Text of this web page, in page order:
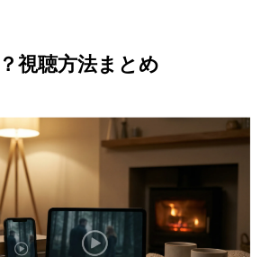
視聴方法まとめ